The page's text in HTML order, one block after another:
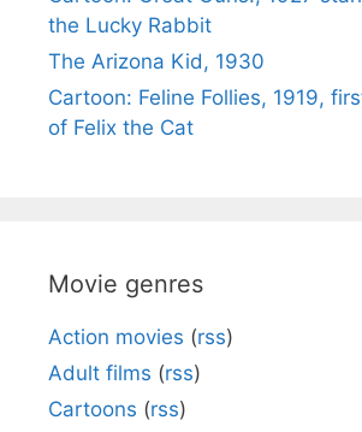
the Lucky Rabbit
The Arizona Kid, 1930
Cartoon: Feline Follies, 1919,
of Felix the Cat
Movie genres
Action movies (rss)
Adult films (rss)
Cartoons (rss)